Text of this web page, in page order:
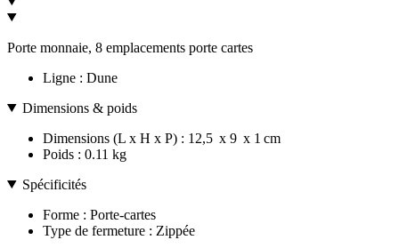
Porte monnaie, 8 emplacements porte cartes
Ligne : Dune
Dimensions & poids
Dimensions (L x H x P) : 12,5 x 9 x 1 cm
Poids : 0.11 kg
Spécificités
Forme : Porte-cartes
Type de fermeture : Zippée